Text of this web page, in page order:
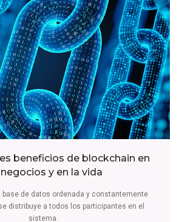
beneficios de blockchain en
negocios y en la vida
base de datos ordenada y constantemente
distribuye a todos los participantes en el
sistema.